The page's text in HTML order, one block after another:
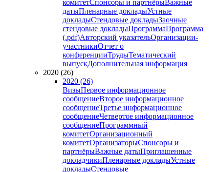
комитетСпонсоры и партнёрыВажные
датыПленарные докладыУстные
докладыСтендовые докладыЗаочные
стендовые докладыПрограммаПрограмма
(.pdf)Авторский указательОрганизации-
участникиОтчет о
конференцииТрудыТематический
выпускДополнительная информация
2020 (26)
2020 (26)
ВизыПервое информационное
сообщениеВторое информационное
сообщениеТретье информационное
сообщениеЧетвертое информационное
сообщениеПрограммный
комитетОрганизационный
комитетОрганизаторыСпонсоры и
партнёрыВажные датыПриглашенные
докладчикиПленарные докладыУстные
докладыСтендовые